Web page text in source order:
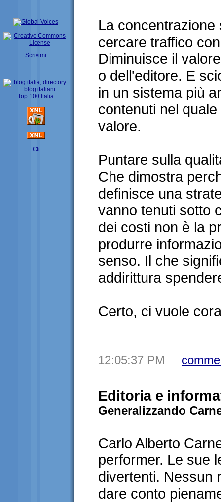
Scrivimi
La concentrazione
cercare traffico
Diminuisce il
o dell'editore. E
in un sistema più
contenuti nel
valore.
Puntare sulla
Che dimostra
definisce una
vanno tenuti sotto
dei costi non è la
produrre
senso. Il che
addirittura
Certo, ci vuole
12:05:37 PM
Editoria e
Generalizzando
Carlo Alberto
performer. Le sue
divertenti. Nessun
dare conto